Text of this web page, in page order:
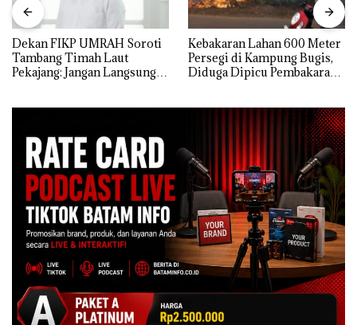
Dekan FIKP UMRAH Soroti
Tambang Timah Laut
Pekajang: Jangan Langsung
Kebakaran Lahan 600 Meter
Persegi di Kampung Bugis,
Diduga Dipicu Pembakaran